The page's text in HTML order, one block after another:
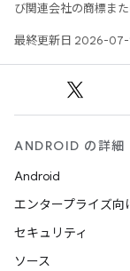
び関連会社の商標また
最終更新日 2026-07-
ANDROID の詳細
Android
エンタープライズ向
セキュリティ
ソース